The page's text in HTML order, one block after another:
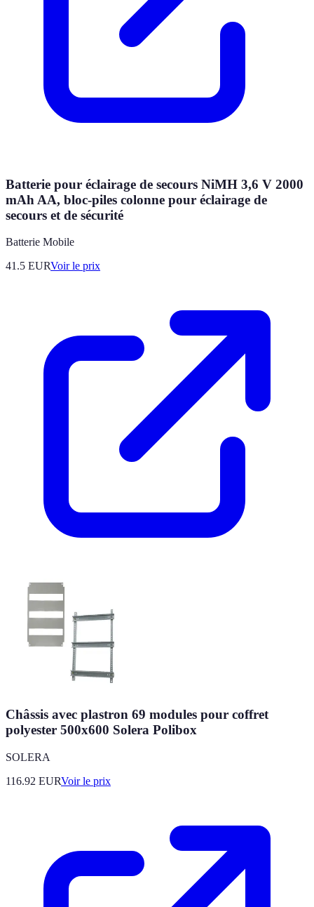
Batterie pour éclairage de secours NiMH 3,6 V 2000
mAh AA, bloc-piles colonne pour éclairage de
secours et de sécurité
Batterie Mobile
41.5 EURVoir le prix
Châssis avec plastron 69 modules pour coffret
polyester 500x600 Solera Polibox
SOLERA
116.92 EURVoir le prix